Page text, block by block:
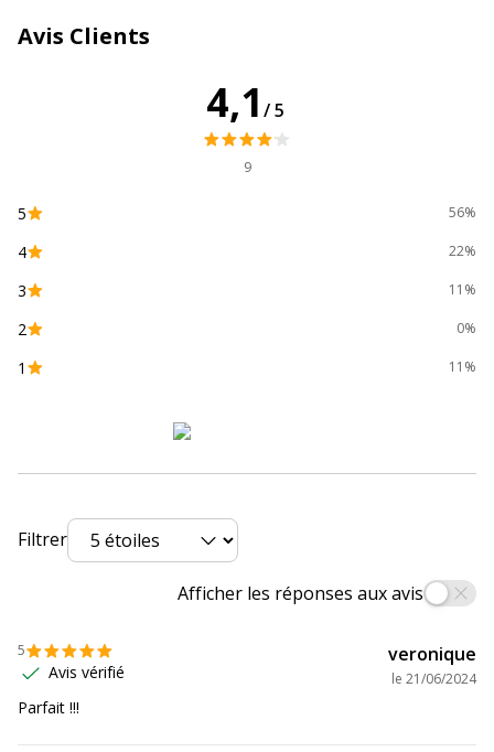
Impact environnemental
Données d'identification
3173740096859
Référence produit fabricant
Avis Clients
4,1 /5
9
5 56%
4 22%
3 11%
2 0%
1 11%
Filtrer
Afficher les réponses aux avis
5
Avis vérifié
veronique
le 21/06/2024
Parfait !!!